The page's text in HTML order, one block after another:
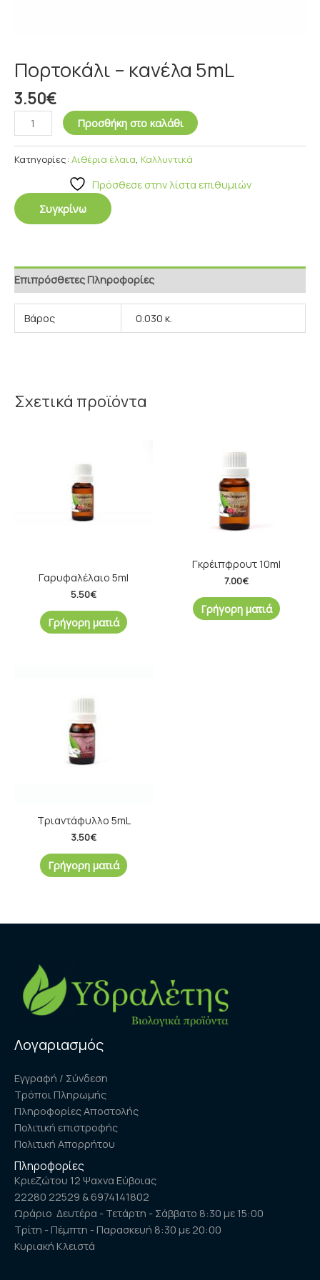
Πορτοκάλι – κανέλα 5mL
3.50€
Προσθήκη στο καλάθι
Κατηγορίες: Αιθέρια έλαια, Καλλυντικά
Πρόσθεσε στην λίστα επιθυμιών
Συγκρίνω
Επιπρόσθετες Πληροφορίες
Βάρος 0.030 κ.
Σχετικά προϊόντα
Γαρυφαλέλαιο 5ml
5.50€
Γρήγορη ματιά
Γκρέιπφρουτ 10ml
7.00€
Γρήγορη ματιά
Τριαντάφυλλο 5mL
3.50€
Γρήγορη ματιά
Λογαριασμός
Εγγραφή / Σύνδεση
Τρόποι Πληρωμής
Πληροφορίες Αποστολής
Πολιτική επιστροφής
Πολιτική Απορρήτου
Πληροφορίες
Κριεζώτου 12 Ψαχνα Εύβοιας
22280 22529 & 6974141802
Ωράριο Δευτέρα - Τετάρτη - Σάββατο 8:30 με 15:00
Τρίτη - Πέμπτη - Παρασκευή 8:30 με 20:00
Κυριακή Κλειστά